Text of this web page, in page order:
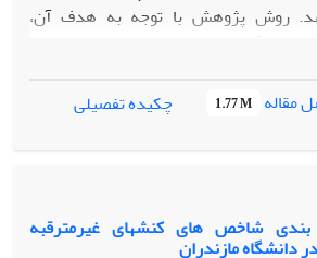
روش پژوهش با توجه به هدف آن،
اجرا، آمیخته (کیفی-کمی) می­باشد. جامعه
بخش کیفی شامل صاحبنظران و اساتید
شهر تهران بودند که نمونه گیری به شیوه
در بخش کمی جهت اعتبار یابی الگوی
متوسطه در شهر تهران به شیوه نمونه
و داده‌­­های لازم از صاحبنظران و
و تربیت جمع ­آوری گردیده و سپس مدل
مقاله 1.77 M چکیده تفصیلی
بندی شاخص های کنشهای غیرمترقبه
دانشگاه مازندران